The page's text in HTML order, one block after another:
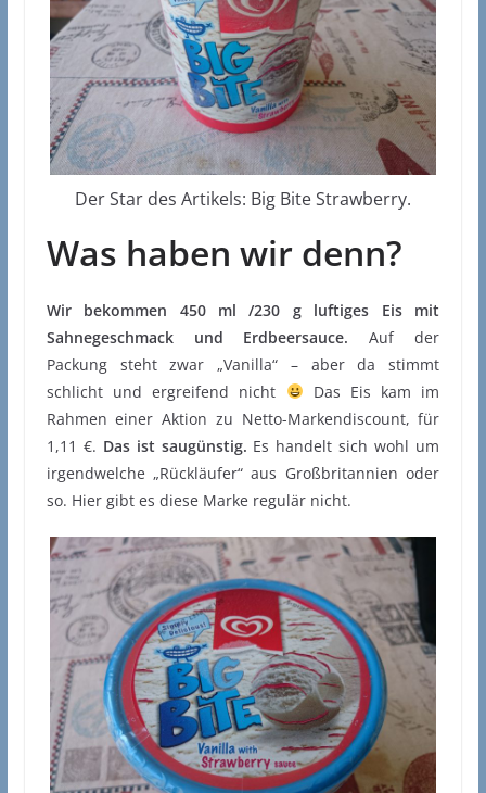
Der Star des Artikels: Big Bite Strawberry.
Was haben wir denn?
Wir bekommen 450 ml /230 g luftiges Eis mit
Sahnegeschmack und Erdbeersauce. Auf der
Packung steht zwar „Vanilla“ – aber da stimmt
schlicht und ergreifend nicht
Das Eis kam im
Rahmen einer Aktion zu Netto-Markendiscount, für
1,11 €. Das ist saugünstig. Es handelt sich wohl um
irgendwelche „Rückläufer“ aus Großbritannien oder
so. Hier gibt es diese Marke regulär nicht.